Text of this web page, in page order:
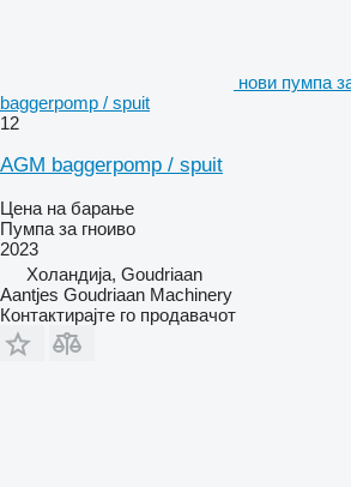
нови пумпа
baggerpomp / spuit
12
AGM baggerpomp / spuit
Цена на барање
Пумпа за гноиво
2023
Холандија, Goudriaan
Aantjes Goudriaan Machinery
Контактирајте го продавачот